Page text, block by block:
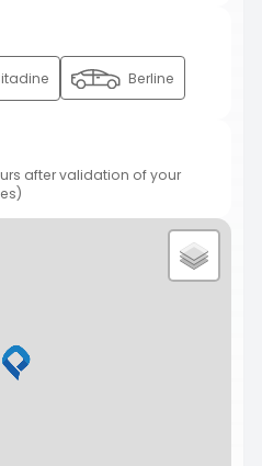
Berline
after validation of your